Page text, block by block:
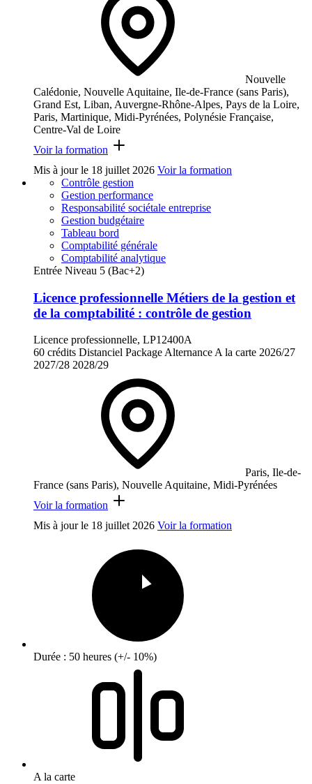
Nouvelle
Calédonie, Nouvelle Aquitaine, Ile-de-France (sans Paris),
Grand Est, Liban, Auvergne-Rhône-Alpes, Pays de la Loire,
Paris, Martinique, Midi-Pyrénées, Polynésie Française,
Centre-Val de Loire
Voir la formation
Mis à jour le 18 juillet 2026 Voir la formation
Contrôle gestion
Gestion performance
Responsabilité sociétale entreprise
Gestion budgétaire
Tableau bord
Comptabilité générale
Comptabilité analytique
Entrée Niveau 5 (Bac+2)
Licence professionnelle Métiers de la gestion et
de la comptabilité : contrôle de gestion
Licence professionnelle, LP12400A
60 crédits Distanciel PackageAlternanceA la carte 2026/27
2027/28 2028/29
Paris, Ile-de-
France (sans Paris), Nouvelle Aquitaine, Midi-Pyrénées
Voir la formation
Mis à jour le 18 juillet 2026 Voir la formation
Durée : 50 heures (+/- 10%)
A la carte